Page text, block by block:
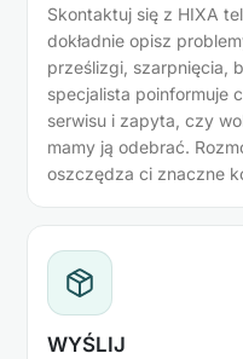
Skontaktuj się z HIXA
dokładnie opisz
prześlizgi, szarpnięcia,
specjalista poinformuje
serwisu i zapyta, czy
mamy ją odebrać.
oszczędza ci znaczne
WYŚLIJ